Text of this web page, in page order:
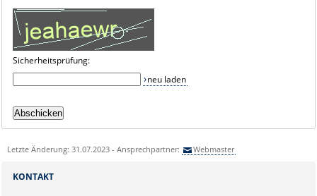
Sicherheitsprüfung:
neu laden
Letzte Änderung: 31.07.2023 - Ansprechpartner: Webmaster
KONTAKT